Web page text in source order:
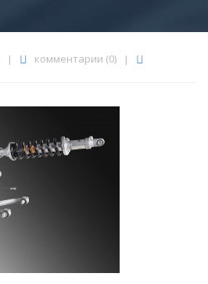
| комментарии (0) |